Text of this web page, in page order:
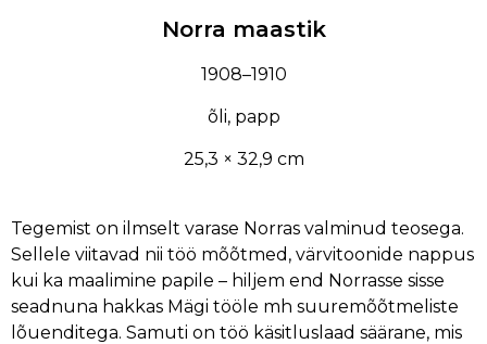
KONRAD MÄGI
ALFRED HIRV
JAAN VAHTRA
JAAN KOORT
Norra maastik
1908–1910
õli, papp
25,3 × 32,9 cm
Tegemist on ilmselt varase Norras valminud teosega.
Sellele viitavad nii töö mõõtmed, värvitoonide nappus
kui ka maalimine papile – hiljem end Norrasse sisse
seadnuna hakkas Mägi tööle mh suuremõõtmeliste
lõuenditega. Samuti on töö käsitluslaad säärane, mis